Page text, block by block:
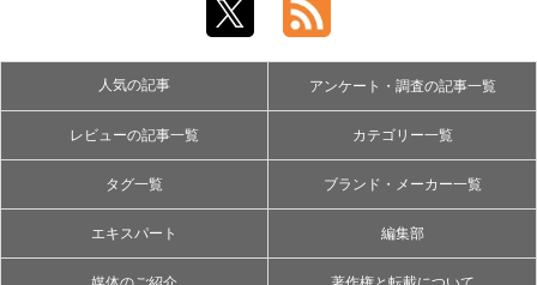
人気の記事 アンケート・調査の記事一覧
レビューの記事一覧 カテゴリー一覧
タグ一覧 ブランド・メーカー一覧
エキスパート 編集部